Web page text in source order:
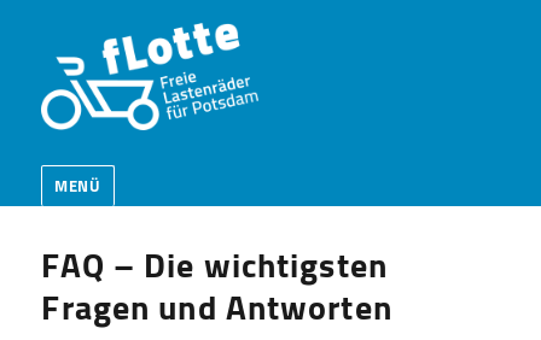
MENÜ
FAQ – Die wichtigsten
Fragen und Antworten